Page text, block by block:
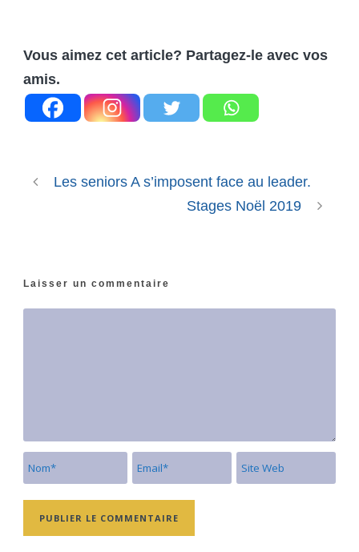
Vous aimez cet article? Partagez-le avec vos
amis.
Les seniors A s’imposent face au leader.
Stages Noël 2019
Laisser un commentaire